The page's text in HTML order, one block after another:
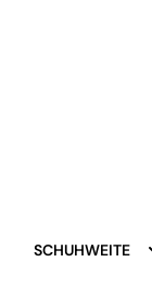
SCHUHWEITE